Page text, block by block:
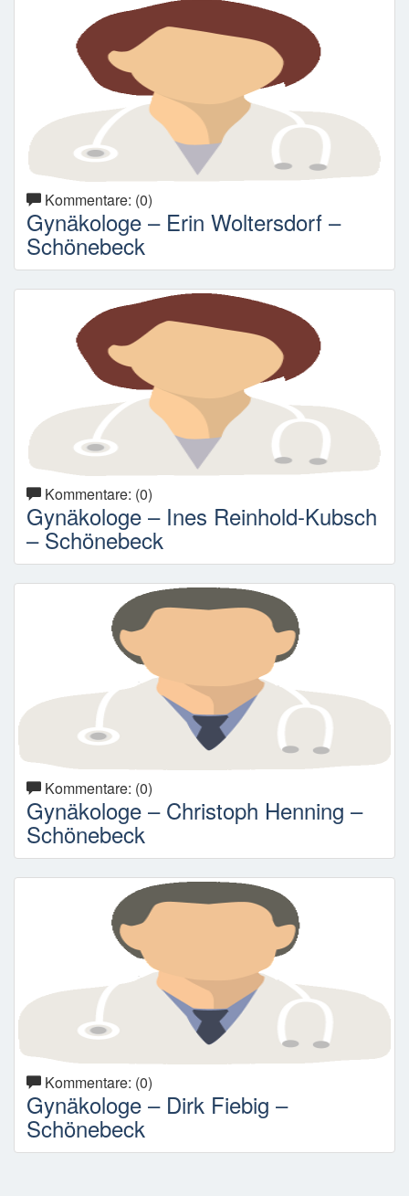
Kommentare: (0)
Gynäkologe – Erin Woltersdorf –
Schönebeck
Kommentare: (0)
Gynäkologe – Ines Reinhold-Kubsch
– Schönebeck
Kommentare: (0)
Gynäkologe – Christoph Henning –
Schönebeck
Kommentare: (0)
Gynäkologe – Dirk Fiebig –
Schönebeck